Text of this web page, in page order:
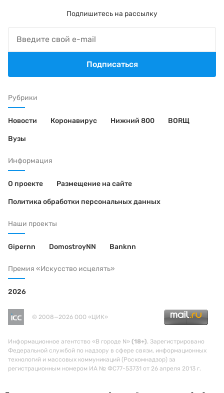
Рубрики
Новости Коронавирус Нижний 800 BORЩ
Вузы
Информация
О проекте Размещение на сайте
Политика обработки персональных данных
Наши проекты
Gipernn DomostroyNN Banknn
Премия «Искусство исцелять»
2026
© 2008—2026 ООО «ЦИК»
Информационное агентство «В городе N» (18+). Зарегистрировано
Федеральной службой по надзору в сфере связи, информационных
технологий и массовых коммуникаций (Роскомнадзор) за
регистрационным номером ИА № ФС77-53731 от 26 апреля 2013 г.
Подпишитесь на рассылку
Подписаться